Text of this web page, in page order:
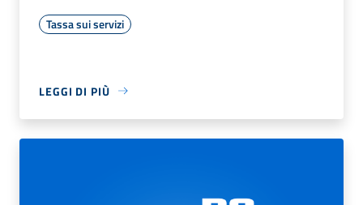
Tassa sui servizi
LEGGI DI PIÙ